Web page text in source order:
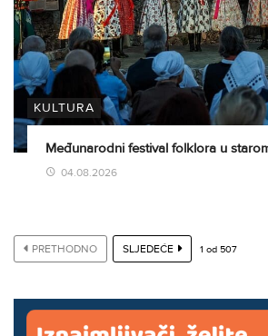
KULTURA
Međunarodni festival folklora u
04.08.2026
PRETHODNO SLJEDEĆE 1 od 507